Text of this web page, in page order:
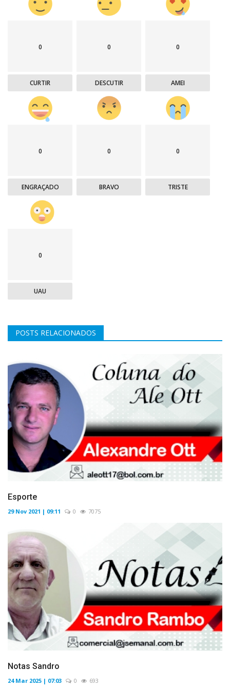
0
CURTIR
0
DESCUTIR
0
AMEI
0
ENGRAÇADO
0
BRAVO
0
TRISTE
0
UAU
POSTS RELACIONADOS
Esporte
29 Nov 2021 | 09:11 0 7075
Notas Sandro
24 Mar 2025 | 07:03 0 693